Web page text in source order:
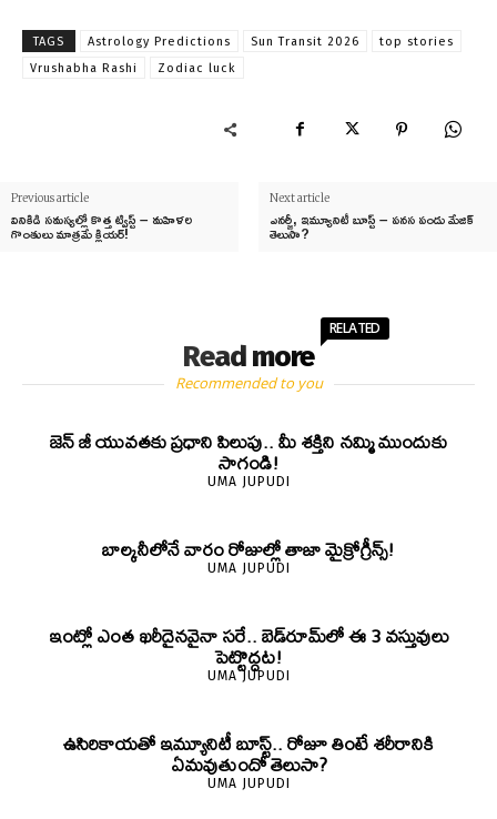
TAGS Astrology Predictions Sun Transit 2026
top stories
Vrushabha Rashi
Zodiac luck
Previous article
వినికిడి సమస్యల్లో కొత్త ట్విస్ట్ – మహిళల
గొంతులు మాత్రమే క్లియర్!
Next article
ఎనర్జీ, ఇమ్యూనిటీ బూస్ట్ – పనస పండు మేజిక్
తెలుసా?
Read more
RELATED
Recommended to you
జెన్‌ జీ యువతకు ప్రధాని పిలుపు.. మీ శక్తిని నమ్మి ముందుకు
సాగండి!
UMA JUPUDI
బాల్కనీలోనే వారం రోజుల్లో తాజా మైక్రోగ్రీన్స్‌!
UMA JUPUDI
ఇంట్లో ఎంత ఖరీదైనవైనా సరే.. బెడ్‌రూమ్‌లో ఈ 3 వస్తువులు
పెట్టొద్దట!
UMA JUPUDI
ఉసిరికాయతో ఇమ్యూనిటీ బూస్ట్‌.. రోజూ తింటే శరీరానికి
ఏమవుతుందో తెలుసా?
UMA JUPUDI